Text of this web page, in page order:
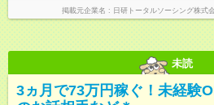
掲載元企業名 日研トータルソーシング株
未読
3ヵ月で73万円稼ぐ！未経験